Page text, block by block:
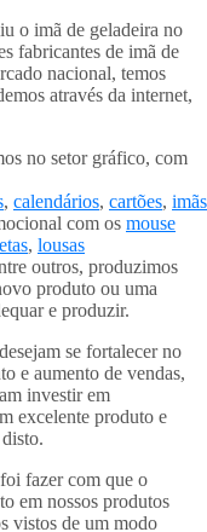
o imã de geladeira no
fabricantes de imã de
nacional, temos
através da internet,
no setor gráfico, com
, calendários, cartões, imãs
com os mouse
, lousas
outros, produzimos
produto ou uma
e produzir.
se fortalecer no
e aumento de vendas,
investir em
excelente produto e
fazer com que o
em nossos produtos
vistos de um modo